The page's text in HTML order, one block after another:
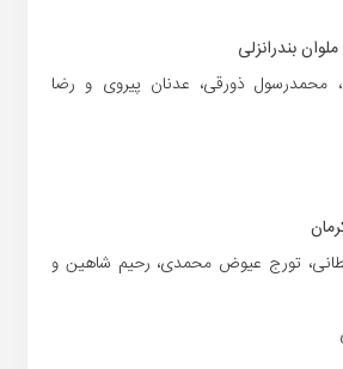
بندرانزلی
محمدرسول ذورقی، عدنان پیروی و رضا
تورج عیوض محمدی، رحیم شاهین و